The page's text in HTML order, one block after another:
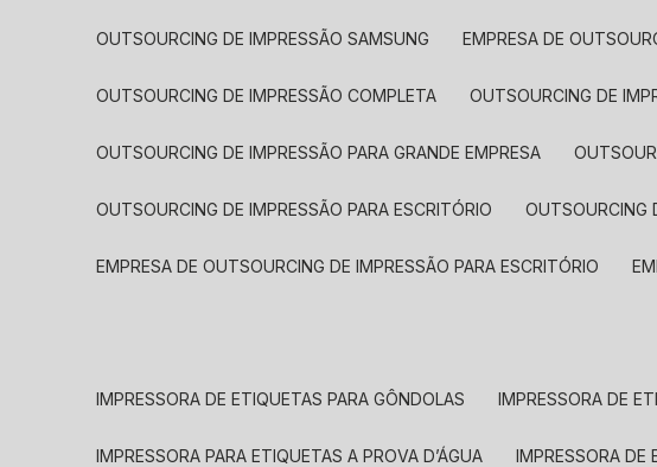
OUTSOURCING DE IMPRESSÃO SAMSUNG EMPRESA DE
OUTSOURCING DE IMPRESSÃO COMPLETA OUTSOURCING DE
OUTSOURCING DE IMPRESSÃO PARA GRANDE EMPRESA
OUTSOURCING DE IMPRESSÃO PARA ESCRITÓRIO
EMPRESA DE OUTSOURCING DE IMPRESSÃO PARA ESCRITÓRIO
IMPRESSORA DE ETIQUETAS PARA GÔNDOLAS IMPRESSORA DE
IMPRESSORA PARA ETIQUETAS A PROVA D’ÁGUA IMPRESSORA